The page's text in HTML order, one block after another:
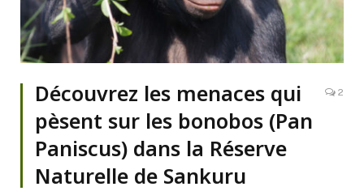
Découvrez les menaces qui
pèsent sur les bonobos (Pan
Paniscus) dans la Réserve
Naturelle de Sankuru
2